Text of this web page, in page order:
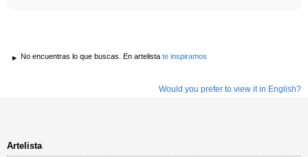
No encuentras lo que buscas. En artelista te inspiramos
Would you prefer to view it in English?
Artelista